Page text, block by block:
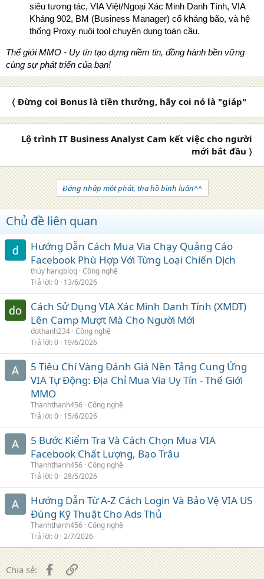
siêu tương tác, VIA Việt/Ngoại Xác Minh Danh Tính, VIA
Kháng 902, BM (Business Manager) cổ kháng bão, và hệ
thống Proxy nuôi tool chuyên dụng toàn cầu.
Thế giới MMO - Uy tín tạo dựng niềm tin, đồng hành bền vững
cùng sự phát triển của bạn!
〈 Đừng coi Bonus là tiền thưởng, hãy coi nó là "giáp"
Lộ trình IT Business Analyst Cam kết việc cho người
mới bắt đầu 〉
Đăng nhập một phát, tha hồ bình luận^^
Chủ đề liên quan
Hướng Dẫn Cách Mua Via Chạy Quảng Cáo
Facebook Phù Hợp Với Từng Loại Chiến Dịch
thúy hangblog Công nghệ
Trả lời 0 13/6/2026
Cách Sử Dụng VIA Xác Minh Danh Tính (XMDT)
Lên Camp Mượt Mà Cho Người Mới
dothanh234 Công nghệ
Trả lời 0 19/6/2026
5 Tiêu Chí Vàng Đánh Giá Nền Tảng Cung Ứng
VIA Tự Động: Địa Chỉ Mua Via Uy Tín - Thế Giới
MMO
Thanhthanh456 Công nghệ
Trả lời 0 15/6/2026
5 Bước Kiểm Tra Và Cách Chọn Mua VIA
Facebook Chất Lượng, Bao Trâu
Thanhthanh456 Công nghệ
Trả lời 0 28/5/2026
Hướng Dẫn Từ A-Z Cách Login Và Bảo Vệ VIA US
Đúng Kỹ Thuật Cho Ads Thủ
Thanhthanh456 Công nghệ
Trả lời 0 2/7/2026
Chia sẻ: FacebookLiên kết